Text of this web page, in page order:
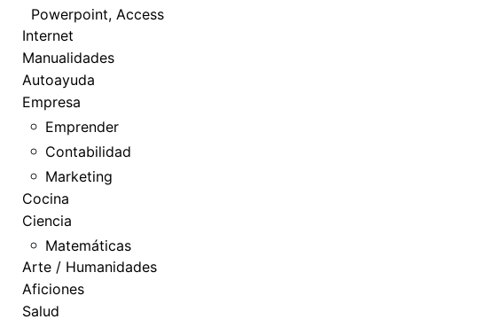
Powerpoint, Access
Internet
Manualidades
Autoayuda
Empresa
Emprender
Contabilidad
Marketing
Cocina
Ciencia
Matemáticas
Arte / Humanidades
Aficiones
Salud